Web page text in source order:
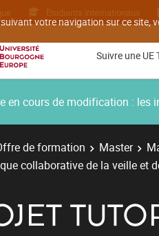
votre navigation sur ce site,
Etudiants internationaux
Suivre une UE
en cours de modification : les
de formation Master
collaborative de la veille et